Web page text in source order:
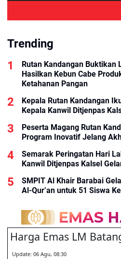
Trending
Rutan Kandangan Buktikan
Hasilkan Kebun Cabe
Ketahanan Pangan
Kepala Rutan Kandangan
Kepala Kanwil Ditjenpas
Peserta Magang Rutan
Program Inovatif Jelang
Semarak Peringatan Hari
Kanwil Ditjenpas Kalsel
SMPIT Al Khair Barabai
Al-Qur’an untuk 51 Siswa